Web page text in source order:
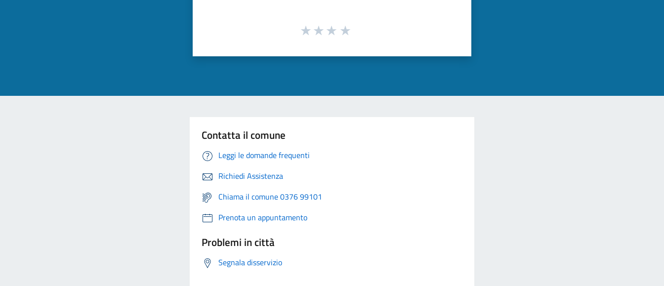
Contatta il comune
Leggi le domande frequenti
Richiedi Assistenza
Chiama il comune 0376 99101
Prenota un appuntamento
Problemi in città
Segnala disservizio